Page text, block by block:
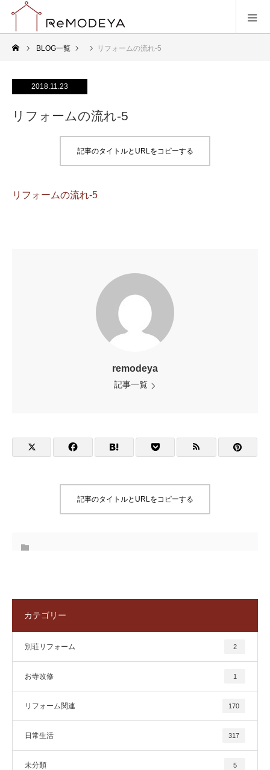
BLOG一覧 リフォームの流れ-5
2018.11.23
リフォームの流れ-5
記事のタイトルとURLをコピーする
リフォームの流れ-5
remodeya
記事一覧
記事のタイトルとURLをコピーする
カテゴリー
別荘リフォーム 2
お寺改修 1
リフォーム関連 170
日常生活 317
未分類 5